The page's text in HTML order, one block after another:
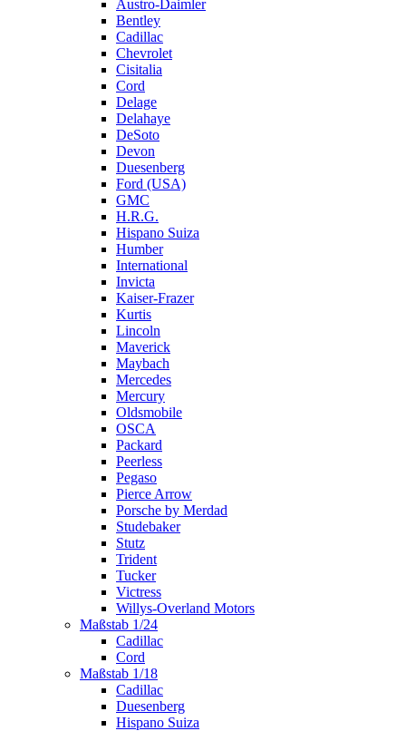
Austro-Daimler
Bentley
Cadillac
Chevrolet
Cisitalia
Cord
Delage
Delahaye
DeSoto
Devon
Duesenberg
Ford (USA)
GMC
H.R.G.
Hispano Suiza
Humber
International
Invicta
Kaiser-Frazer
Kurtis
Lincoln
Maverick
Maybach
Mercedes
Mercury
Oldsmobile
OSCA
Packard
Peerless
Pegaso
Pierce Arrow
Porsche by Merdad
Studebaker
Stutz
Trident
Tucker
Victress
Willys-Overland Motors
Maßstab 1/24
Cadillac
Cord
Maßstab 1/18
Cadillac
Duesenberg
Hispano Suiza